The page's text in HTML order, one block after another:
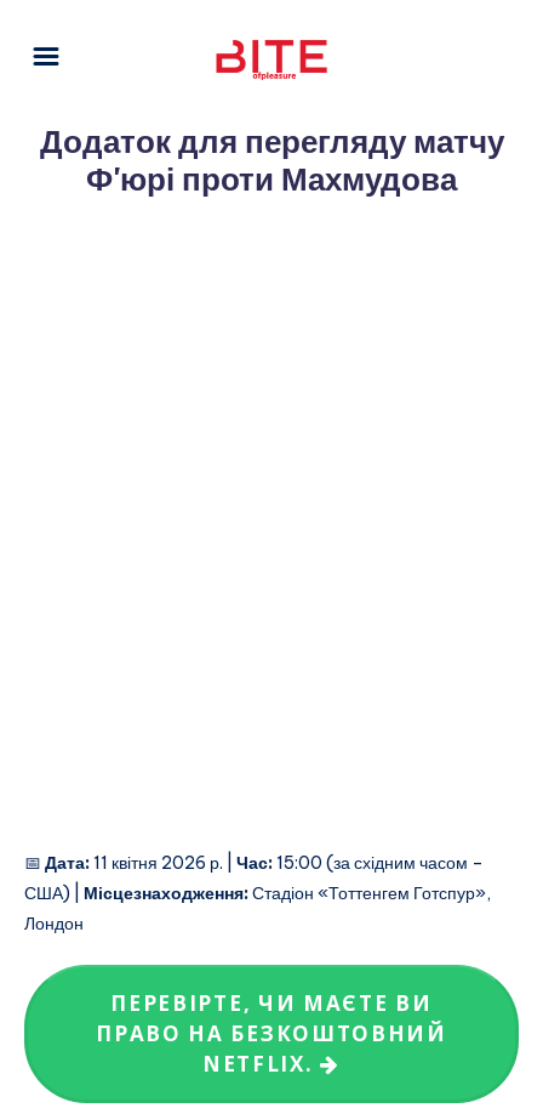
Додаток для перегляду матчу
Ф'юрі проти Махмудова
📅 Дата:11 квітня 2026 р. | Час:15:00 (за східним часом –
США) | Місцезнаходження:Стадіон «Тоттенгем Готспур»,
Лондон
ПЕРЕВІРТЕ, ЧИ МАЄТЕ ВИ
ПРАВО НА БЕЗКОШТОВНИЙ
NETFLIX.